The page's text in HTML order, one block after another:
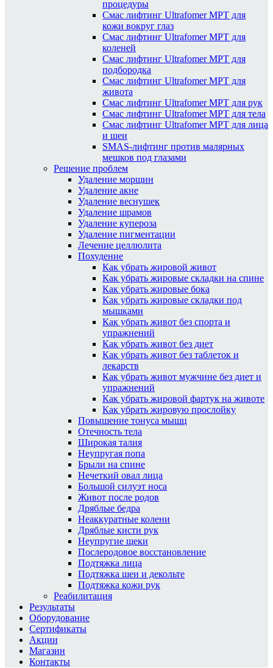
процедуры
Смас лифтинг Ultrafomer MPT для
кожи вокруг глаз
Смас лифтинг Ultrafomer MPT для
коленей
Смас лифтинг Ultrafomer MPT для
подбородка
Смас лифтинг Ultrafomer MPT для
живота
Смас лифтинг Ultrafomer MPT для рук
Смас лифтинг Ultrafomer MPT для тела
Смас лифтинг Ultrafomer MPT для лица
и шеи
SMAS-лифтинг против малярных
мешков под глазами
Решение проблем
Удаление морщин
Удаление акне
Удаление веснушек
Удаление шрамов
Удаление купероза
Удаление пигментации
Лечение целлюлита
Похудение
Как убрать жировой живот
Как убрать жировые складки на спине
Как убрать жировые бока
Как убрать жировые складки под
мышками
Как убрать живот без спорта и
упражнений
Как убрать живот без диет
Как убрать живот без таблеток и
лекарств
Как убрать живот мужчине без диет и
упражнений
Как убрать жировой фартук на животе
Как убрать жировую прослойку
Повышение тонуса мышц
Отечность тела
Широкая талия
Неупругая попа
Брыли на спине
Нечеткий овал лица
Большой силуэт носа
Живот после родов
Дряблые бедра
Неаккуратные колени
Дряблые кисти рук
Неупругие щеки
Послеродовое восстановление
Подтяжка лица
Подтяжка шеи и декольте
Подтяжка кожи рук
Реабилитация
Результаты
Оборудование
Сертификаты
Акции
Магазин
Контакты